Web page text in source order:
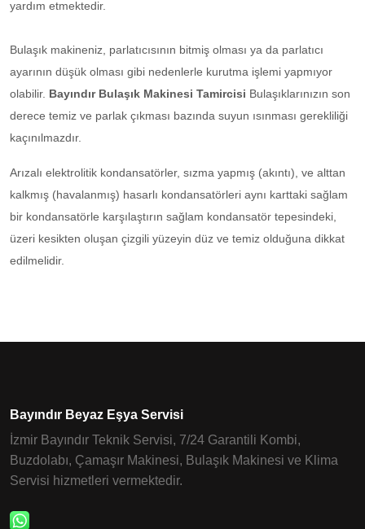
yardım etmektedir.
Bulaşık makineniz, parlatıcısının bitmiş olması ya da parlatıcı
ayarının düşük olması gibi nedenlerle kurutma işlemi yapmıyor
olabilir. Bayındır Bulaşık Makinesi Tamircisi Bulaşıklarınızın son
derece temiz ve parlak çıkması bazında suyun ısınması gerekliliği
kaçınılmazdır.
Arızalı elektrolitik kondansatörler, sızma yapmış (akıntı), ve alttan
kalkmış (havalanmış) hasarlı kondansatörleri aynı karttaki sağlam
bir kondansatörle karşılaştırın sağlam kondansatör tepesindeki,
üzeri kesikten oluşan çizgili yüzeyin düz ve temiz olduğuna dikkat
edilmelidir.
Bayındır Beyaz Eşya Servisi
İzmir Bayındır Teknik Servisi, 7/24 Garantili Kombi,
Buzdolabı, Çamaşır Makinesi, Bulaşık Makinesi ve Klima
Servisi hizmetleri vermektedir.